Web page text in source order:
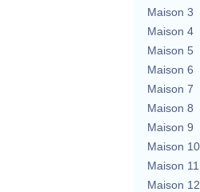
Maison 3
Maison 4
Maison 5
Maison 6
Maison 7
Maison 8
Maison 9
Maison 10
Maison 11
Maison 12